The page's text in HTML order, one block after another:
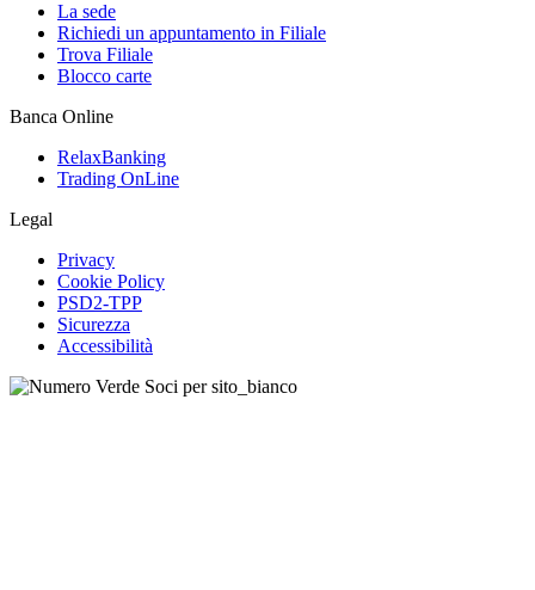
La sede
Richiedi un appuntamento in Filiale
Trova Filiale
Blocco carte
Banca Online
RelaxBanking
Trading OnLine
Legal
Privacy
Cookie Policy
PSD2-TPP
Sicurezza
Accessibilità